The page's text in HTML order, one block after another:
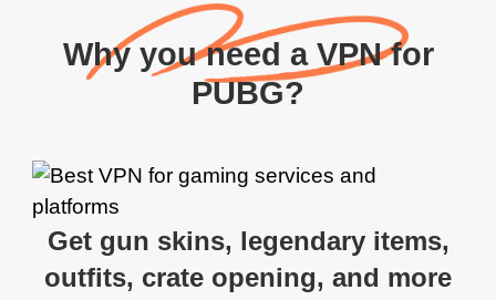
Why you need a VPN for
PUBG?
Get gun skins, legendary items,
outfits, crate opening, and more